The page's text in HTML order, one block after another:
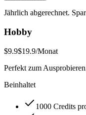
Jährlich abgerechnet.
Hobby
$9.9$19.9/Monat
Perfekt zum
Beinhaltet
1000 Credits